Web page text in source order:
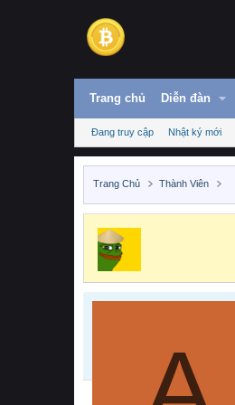
Trang chủ Diễn đàn
Đang truy cập Nhật ký mới
Trang Chủ Thành Viên